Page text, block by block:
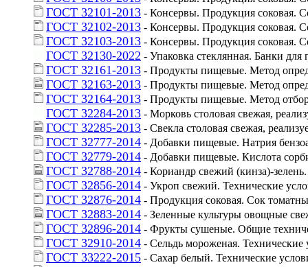
ГОСТ 32101-2013 - Консервы. Продукция соковая.
ГОСТ 32102-2013 - Консервы. Продукция соковая.
ГОСТ 32103-2013 - Консервы. Продукция соковая.
ГОСТ 32130-2022 - Упаковка стеклянная. Банки
ГОСТ 32161-2013 - Продукты пищевые. Метод
ГОСТ 32163-2013 - Продукты пищевые. Метод
ГОСТ 32164-2013 - Продукты пищевые. Метод
ГОСТ 32284-2013 - Морковь столовая свежая,
ГОСТ 32285-2013 - Свекла столовая свежая,
ГОСТ 32777-2014 - Добавки пищевые. Натрия
ГОСТ 32779-2014 - Добавки пищевые. Кислота
ГОСТ 32788-2014 - Кориандр свежий (кинза)-
ГОСТ 32856-2014 - Укроп свежий. Технические
ГОСТ 32876-2014 - Продукция соковая. Сок
ГОСТ 32883-2014 - Зеленные культуры овощные
ГОСТ 32896-2014 - Фрукты сушеные. Общие
ГОСТ 32910-2014 - Сельдь мороженая. Технические
ГОСТ 33222-2015 - Сахар белый. Технические